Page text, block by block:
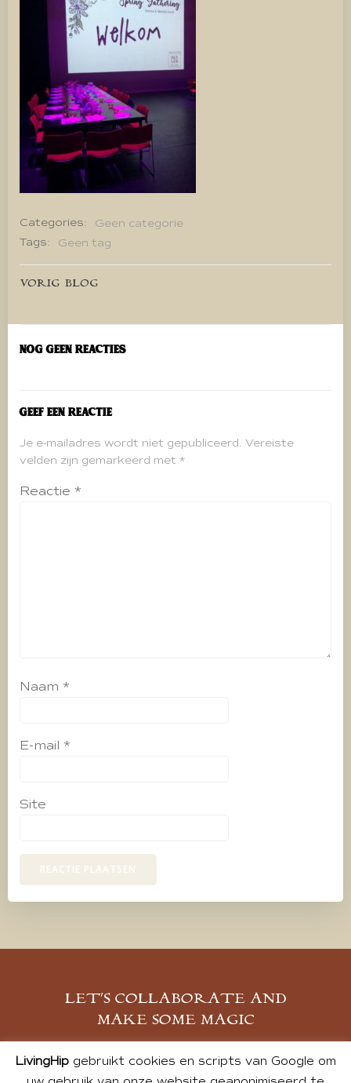
Categories:
Geen categorie
Tags:
Geen tag
Bericht
navigatie
VORIG BLOG
Nog geen reacties
Geef een reactie
Je e-mailadres wordt niet gepubliceerd. Vereiste
velden zijn gemarkeerd met *
Reactie *
Naam *
E-mail *
Site
LET’S COLLABORATE AND
MAKE SOME MAGIC
MELD JE AAN
LivingHipgebruikt cookies en scripts van Google om